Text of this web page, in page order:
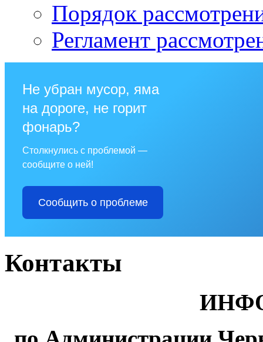
Порядок
Регламент
Не убран мусор, яма
на дороге, не горит
фонарь?
Столкнулись с проблемой —
сообщите о ней!
Сообщить о проблеме
Контакты